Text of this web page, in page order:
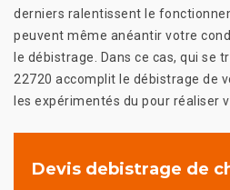
derniers ralentissent le
peuvent même anéantir votre
le débistrage. Dans ce cas, qui se
22720 accomplit le débistrage de
les expérimentés du pour réaliser
Devis debistrage de